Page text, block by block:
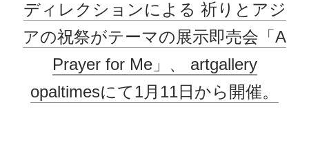
ディレクションによる 祈りとアジ
アの祝祭がテーマの展示即売会「A
Prayer for Me」、
artgallery
opaltimesにて1月11日から開催。